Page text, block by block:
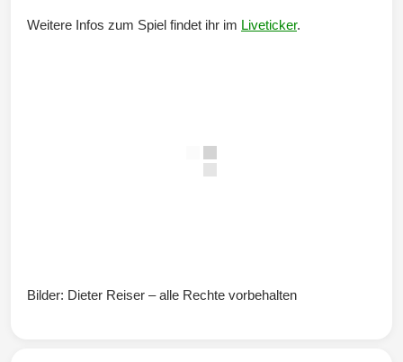
Weitere Infos zum Spiel findet ihr im Liveticker.
Bilder: Dieter Reiser – alle Rechte vorbehalten